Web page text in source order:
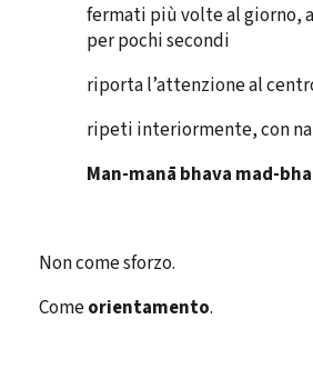
fermati più volte al giorno,
per pochi secondi
riporta l’attenzione al
ripeti interiormente, con
Man-manā bhava mad-
Non come sforzo.
Comeorientamento.